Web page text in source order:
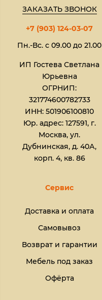
ЗАКАЗАТЬ ЗВОНОК
+7 (903) 124-03-07
Пн.-Вс. с 09.00 до 21.00
ИП Гостева Светлана
Юрьевна​
ОГРНИП:
321774600782733
ИНН: 501906100810
Юр. адрес: 127591, г.
Москва, ул.
Дубнинская, д. 40А,
корп. 4, кв. 86
Сервис
Доставка и оплата
Самовывоз
Возврат и гарантии
Мебель под заказ
Офёрта